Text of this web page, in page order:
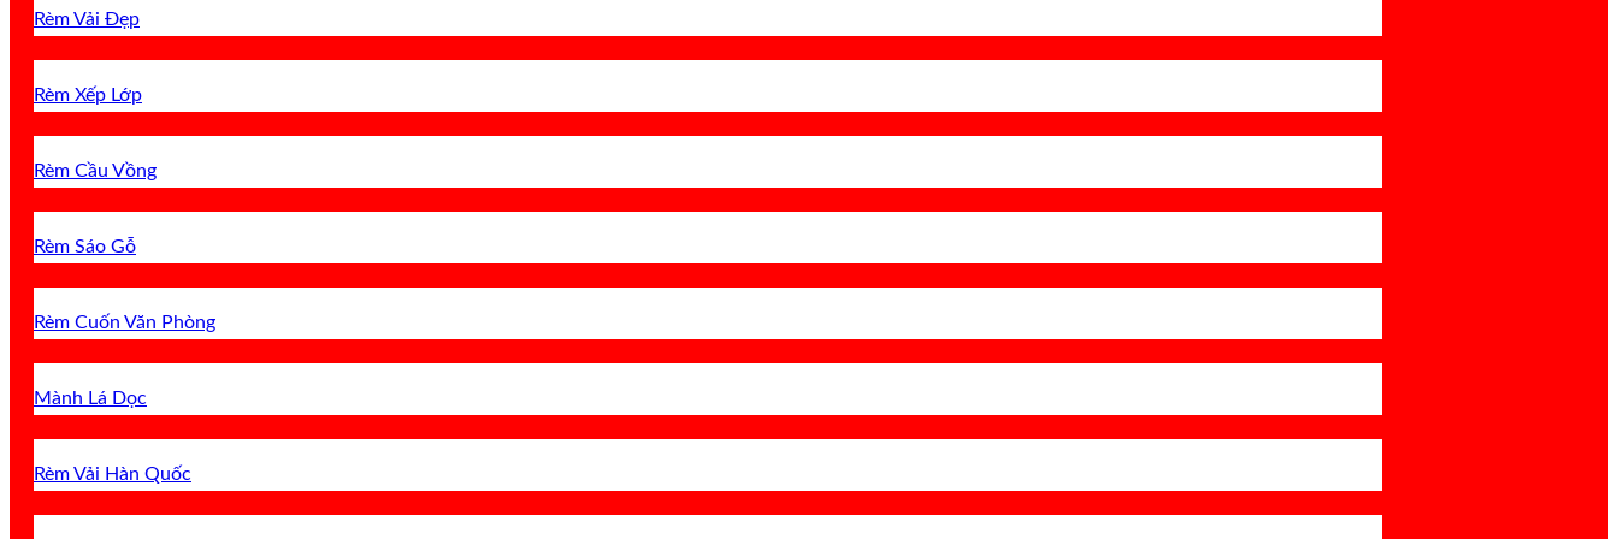
Rèm Vải Đẹp
Rèm Xếp Lớp
Rèm Cầu Vồng
Rèm Sáo Gỗ
Rèm Cuốn Văn Phòng
Mành Lá Dọc
Rèm Vải Hàn Quốc